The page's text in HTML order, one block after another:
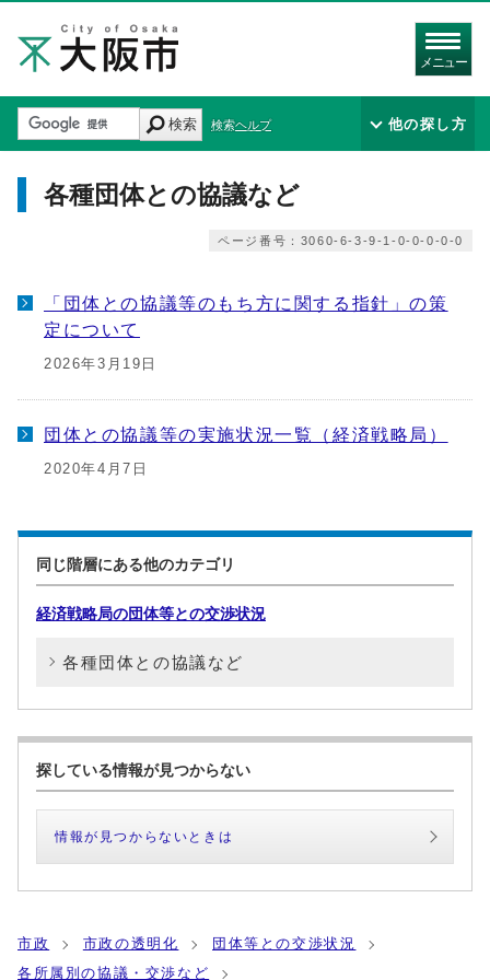
メニュー
検索 検索ヘルプ 他の探し方
各種団体との協議など
ページ番号：3060-6-3-9-1-0-0-0-0-0
「団体との協議等のもち方に関する指針」の策
定について
2026年3月19日
団体との協議等の実施状況一覧（経済戦略局）
2020年4月7日
同じ階層にある他のカテゴリ
経済戦略局の団体等との交渉状況
各種団体との協議など
探している情報が見つからない
情報が見つからないときは
市政 市政の透明化
団体等との交渉状況
各所属別の協議・交渉など